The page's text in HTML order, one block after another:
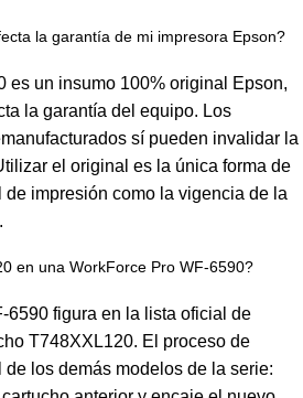
la garantía de mi impresora Epson?
es un insumo 100% original Epson,
la garantía del equipo. Los
sí pueden invalidar la
el original es la única forma de
de impresión como la vigencia de la
en una WorkForce Pro WF-6590?
6590 figura en la lista oficial de
T748XXL120. El proceso de
los demás modelos de la serie: